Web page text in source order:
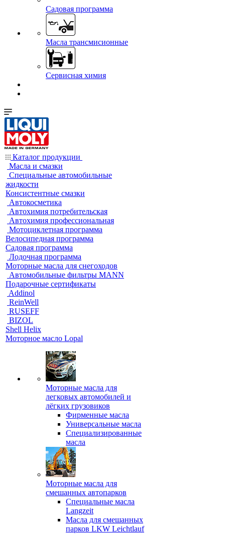
Садовая программа
Масла трансмисионные
Сервисная химия
Каталог продукции
Масла и смазки
Специальные автомобильные
жидкости
Консистентные смазки
Автокосметика
Автохимия потребительская
Автохимия профессиональная
Мотоциклетная программа
Велосипедная программа
Садовая программа
Лодочная программа
Моторные масла для снегоходов
Автомобильные фильтры MANN
Подарочные сертификаты
Addinol
ReinWell
RUSEFF
BIZOL
Shell Helix
Моторное масло Lopal
Моторные масла для
легковых автомобилей и
лёгких грузовиков
Фирменные масла
Универсальные масла
Специализированные
масла
Моторные масла для
смешанных автопарков
Специальные масла
Langzeit
Масла для смешанных
парков LKW Leichtlauf